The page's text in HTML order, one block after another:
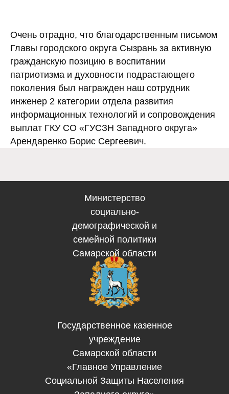
Очень отрадно, что благодарственным письмом
Главы городского округа Сызрань за активную
гражданскую позицию в воспитании
патриотизма и духовности подрастающего
поколения был награжден наш сотрудник
инженер 2 категории отдела развития
информационных технологий и сопровождения
выплат ГКУ СО «ГУСЗН Западного округа»
Арендаренко Борис Сергеевич.
Министерство
социально-
демографической и
семейной политики
Самарской области
Самарской
области
Электронная
Государственное казенное
учреждение
Самарской области
«Главное Управление
Социальной Защиты Населения